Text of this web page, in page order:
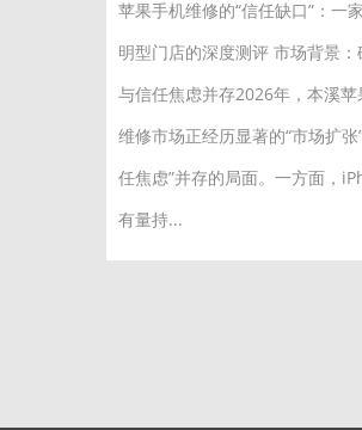
苹果手机维修的“信任缺口”：一
明型门店的深度测评 市场背景
与信任焦虑并存2026年，本溪苹
维修市场正经历显著的“市场扩张
任焦虑”并存的局面。一方面，
有量持...